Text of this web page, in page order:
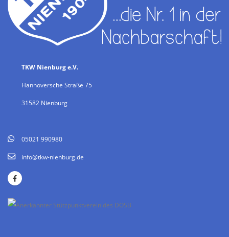
TKW Nienburg e.V.
Hannoversche Straße 75
31582 Nienburg
05021 990980
info@tkw-nienburg.de